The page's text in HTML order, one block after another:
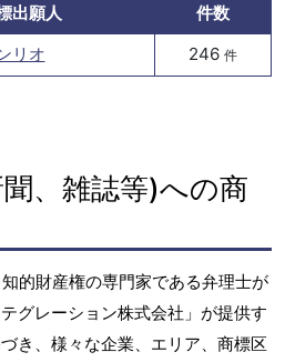
出願人
件数
リオ
246 件
、雑誌等)への商
知的財産権の専門家である弁理士が
グレーション株式会社」が提供す
き、様々な企業、エリア、商標区